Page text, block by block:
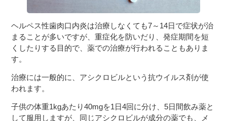
ヘルペス性歯肉口内炎は治療しなくても7～14日で症状が治
まることが多いですが、重症化を防いだり、発症期間を短
くしたりする目的で、薬での治療が行われることもありま
す。
治療には一般的に、アシクロビルという抗ウイルス剤が使
われます。
子供の体重1kgあたり40mgを1日4回に分け、5日間飲み薬と
して服用しますが、同じアシクロビルが成分の薬でも、メ